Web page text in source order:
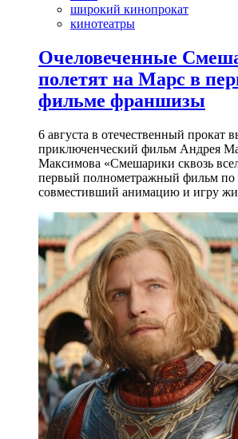
широкий кинопрокат
кинотеатры
Очеловеченные
полетят на Марс в
фильме франшизы
6 августа в отечественный прокат
приключенческий фильм Андрея
Максимова «Смешарики сквозь
первый полнометражный фильм
совместивший анимацию и игру